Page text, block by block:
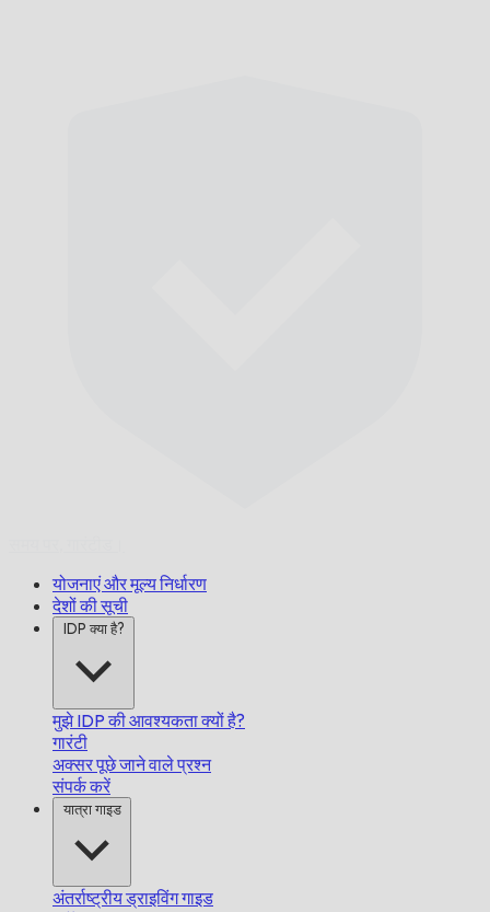
योजनाएं और मूल्य निर्धारण
देशों की सूची
IDP क्या है?
मुझे IDP की आवश्यकता क्यों है?
गारंटी
अक्सर पूछे जाने वाले प्रश्न
संपर्क करें
यात्रा गाइड
अंतर्राष्ट्रीय ड्राइविंग गाइड